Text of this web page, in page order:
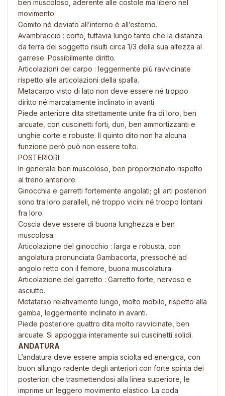
ben muscoloso, aderente alle costole ma libero nel
movimento.
Gomito né deviato all’interno è all’esterno.
Avambraccio : corto, tuttavia lungo tanto che la distanza
da terra del soggetto risulti circa 1/3 della sua altezza al
garrese. Possibilmente diritto.
Articolazioni del carpo : leggermente più ravvicinate
rispetto alle articolazioni della spalla.
Metacarpo visto di lato non deve essere né troppo
diritto né marcatamente inclinato in avanti
Piede anteriore dita strettamente unite fra di loro, ben
arcuate, con cuscinetti forti, duri, ben ammortizzanti e
unghie corte e robuste. Il quinto dito non ha alcuna
funzione però può non essere tolto.
POSTERIORI:
In generale ben muscoloso, ben proporzionato rispetto
al treno anteriore.
Ginocchia e garretti fortemente angolati; gli arti posteriori
sono tra loro paralleli, né troppo vicini né troppo lontani
fra loro.
Coscia deve essere di buona lunghezza e ben
muscolosa.
Articolazione del ginocchio : larga e robusta, con
angolatura pronunciata Gambacorta, pressoché ad
angolo retto con il femore, buona muscolatura.
Articolazione del garretto : Garretto forte, nervoso e
asciutto.
Metatarso relativamente lungo, molto mobile, rispetto alla
gamba, leggermente inclinato in avanti.
Piede posteriore quattro dita molto ravvicinate, ben
arcuate. Si appoggia interamente sui cuscinetti solidi.
ANDATURA
L’andatura deve essere ampia sciolta ed energica, con
buon allungo radente degli anteriori con forte spinta dei
posteriori che trasmettendosi alla linea superiore, le
imprime un leggero movimento elastico. La coda